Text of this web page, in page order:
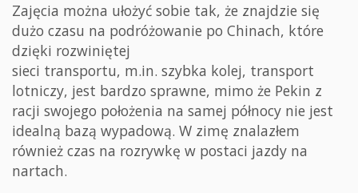
Zajęcia można ułożyć sobie tak, że znajdzie się
dużo czasu na podróżowanie po Chinach, które
dzięki rozwiniętej
sieci transportu, m.in. szybka kolej, transport
lotniczy, jest bardzo sprawne, mimo że Pekin z
racji swojego położenia na samej północy nie jest
idealną bazą wypadową. W zimę znalazłem
również czas na rozrywkę w postaci jazdy na
nartach.